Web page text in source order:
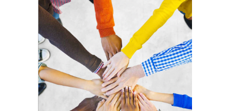
d’intérêts
18 septembre 2023
105529 Total 0 Votes 0 0 Aidez-nous à
améliorer...
FEUILLETER